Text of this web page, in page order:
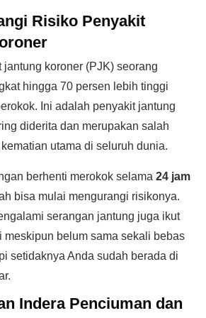
Risiko Penyakit
jantung koroner (PJK) seorang
hingga 70 persen lebih tinggi
Ini adalah penyakit jantung
diderita dan merupakan salah
utama di seluruh dunia.
berhenti merokok selama 24 jam
bisa mulai mengurangi risikonya.
serangan jantung juga ikut
meskipun belum sama sekali bebas
setidaknya Anda sudah berada di
Indera Penciuman dan